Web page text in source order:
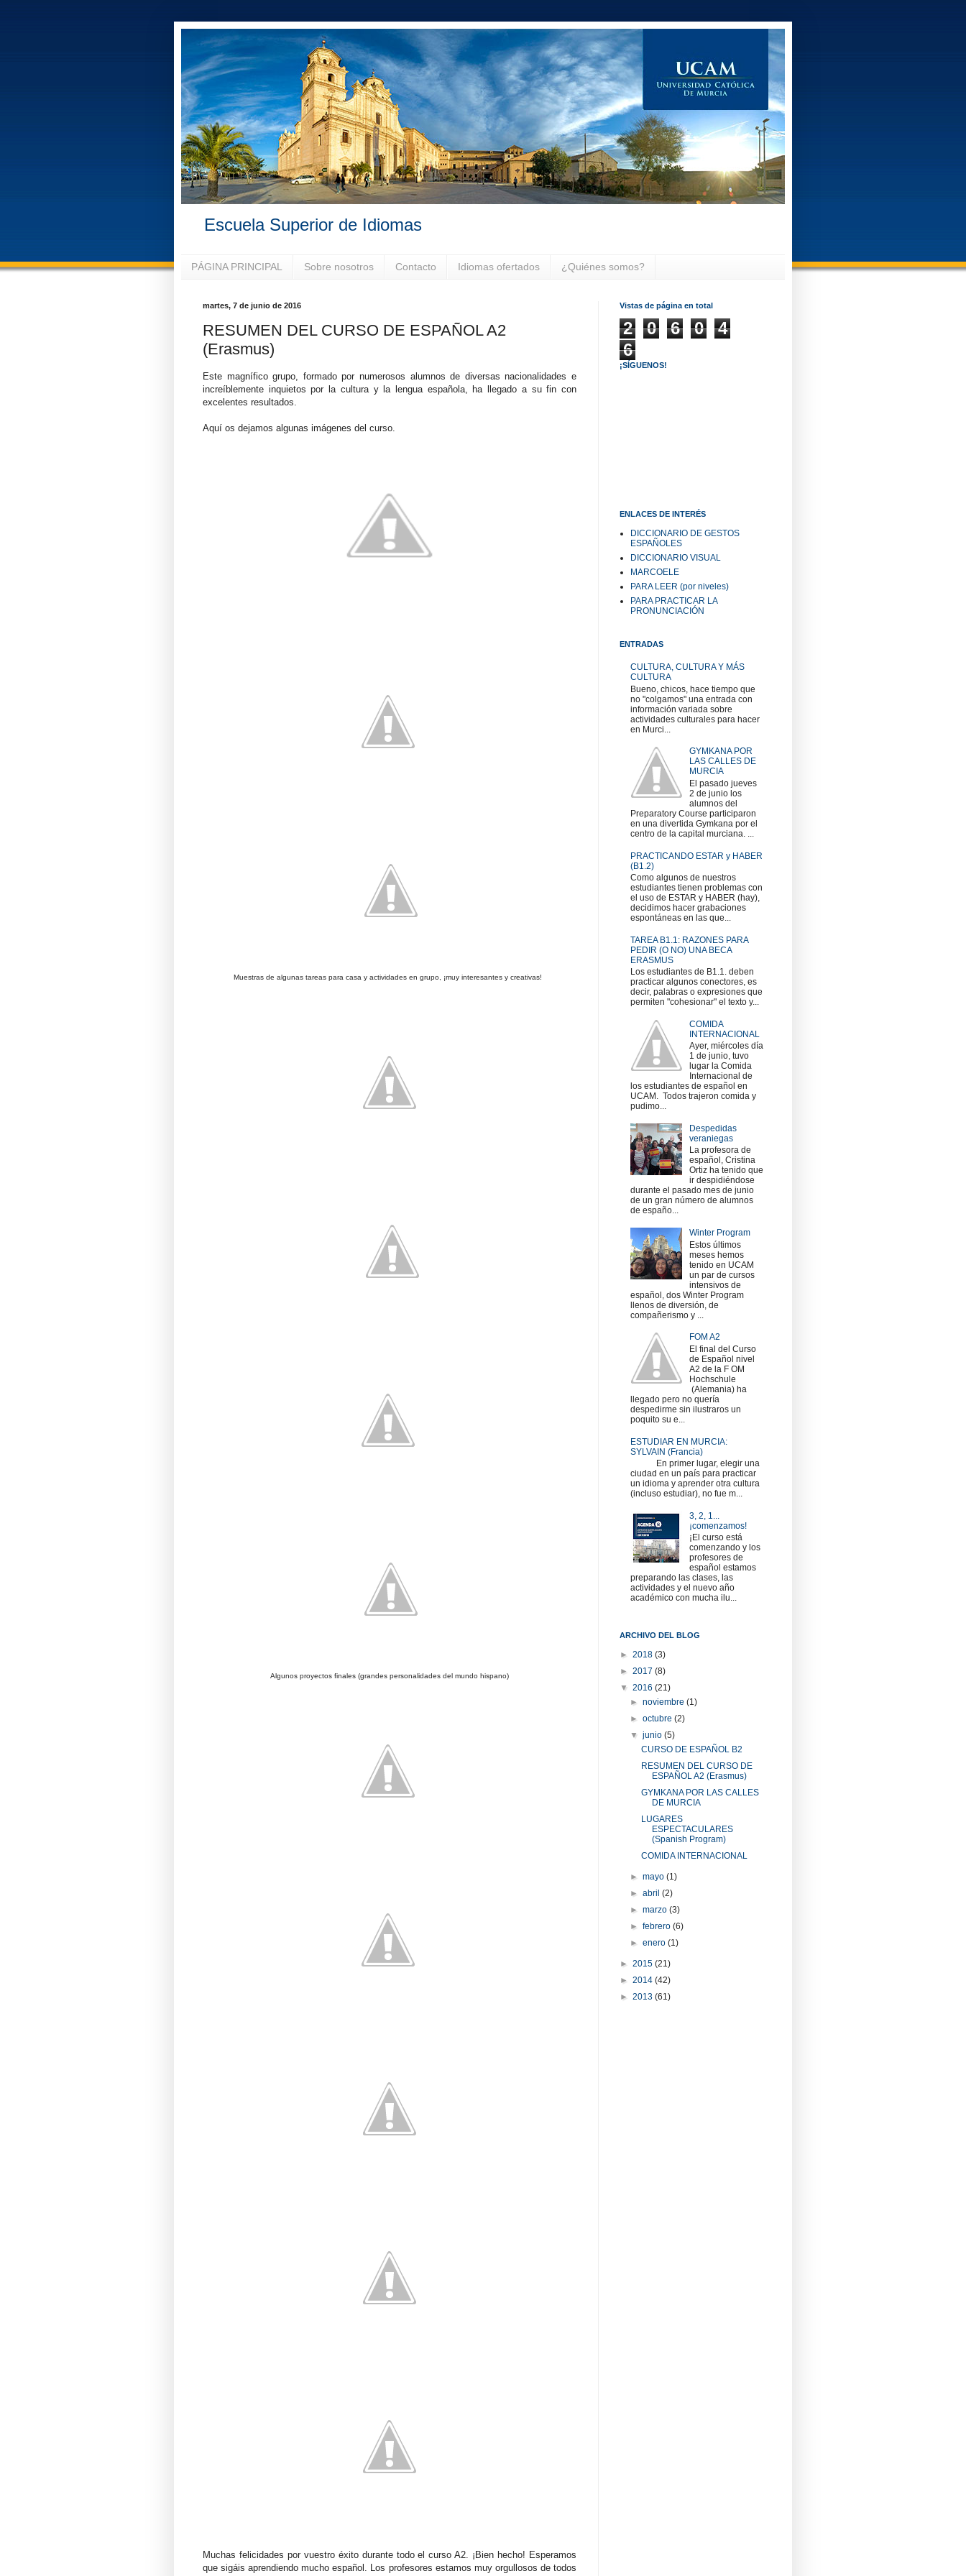
Escuela Superior de Idiomas
PÁGINA PRINCIPAL Sobre nosotros Contacto Idiomas ofertados ¿Quiénes somos?
martes, 7 de junio de 2016
RESUMEN DEL CURSO DE ESPAÑOL A2
(Erasmus)
Este magnífico grupo, formado por numerosos alumnos de diversas nacionalidades e
increíblemente inquietos por la cultura y la lengua española, ha llegado a su fin con
excelentes resultados.
Aquí os dejamos algunas imágenes del curso.
Muestras de algunas tareas para casa y actividades en grupo, ¡muy interesantes y creativas!
Algunos proyectos finales (grandes personalidades del mundo hispano)
Muchas felicidades por vuestro éxito durante todo el curso A2. ¡Bien hecho! Esperamos
que sigáis aprendiendo mucho español. Los profesores estamos muy orgullosos de todos
Vistas de página en total
2 0 6 0
4
6
¡SÍGUENOS!
ENLACES DE INTERÉS
DICCIONARIO DE GESTOS
ESPAÑOLES
DICCIONARIO VISUAL
MARCOELE
PARA LEER (por niveles)
PARA PRACTICAR LA
PRONUNCIACIÓN
ENTRADAS
CULTURA, CULTURA Y MÁS
CULTURA
Bueno, chicos, hace tiempo que
no "colgamos" una entrada con
información variada sobre
actividades culturales para hacer
en Murci...
GYMKANA POR
LAS CALLES DE
MURCIA
El pasado jueves
2 de junio los
alumnos del
Preparatory Course participaron
en una divertida Gymkana por el
centro de la capital murciana. ...
PRACTICANDO ESTAR y HABER
(B1.2)
Como algunos de nuestros
estudiantes tienen problemas con
el uso de ESTAR y HABER (hay),
decidimos hacer grabaciones
espontáneas en las que...
TAREA B1.1: RAZONES PARA
PEDIR (O NO) UNA BECA
ERASMUS
Los estudiantes de B1.1. deben
practicar algunos conectores, es
decir, palabras o expresiones que
permiten "cohesionar" el texto y...
COMIDA
INTERNACIONAL
Ayer, miércoles día
1 de junio, tuvo
lugar la Comida
Internacional de
los estudiantes de español en
UCAM. Todos trajeron comida y
pudimo...
Despedidas
veraniegas
La profesora de
español, Cristina
Ortiz ha tenido que
ir despidiéndose
durante el pasado mes de junio
de un gran número de alumnos
de españo...
Winter Program
Estos últimos
meses hemos
tenido en UCAM
un par de cursos
intensivos de
español, dos Winter Program
llenos de diversión, de
compañerismo y ...
FOM A2
El final del Curso
de Español nivel
A2 de la F OM
Hochschule
(Alemania) ha
llegado pero no quería
despedirme sin ilustraros un
poquito su e...
ESTUDIAR EN MURCIA:
SYLVAIN (Francia)
En primer lugar, elegir una
ciudad en un país para practicar
un idioma y aprender otra cultura
(incluso estudiar), no fue m...
3, 2, 1...
¡comenzamos!
¡El curso está
comenzando y los
profesores de
español estamos
preparando las clases, las
actividades y el nuevo año
académico con mucha ilu...
ARCHIVO DEL BLOG
► 2018 (3)
► 2017 (8)
▼ 2016 (21)
►noviembre(1)
►octubre(2)
▼junio(5)
CURSO DE ESPAÑOL B2
RESUMEN DEL CURSO DE
ESPAÑOL A2 (Erasmus)
GYMKANA POR LAS CALLES
DE MURCIA
LUGARES
ESPECTACULARES
(Spanish Program)
COMIDA INTERNACIONAL
►mayo(1)
►abril(2)
►marzo(3)
►febrero(6)
►enero(1)
► 2015 (21)
► 2014 (42)
► 2013 (61)